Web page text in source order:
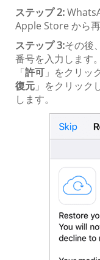
ステップ 2:
Apple Store から
ステップ 3:その後
番号を入力します
「許可 」をクリッ
復元 」をクリック
します。